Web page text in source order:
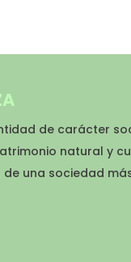
de carácter
natural y
una sociedad